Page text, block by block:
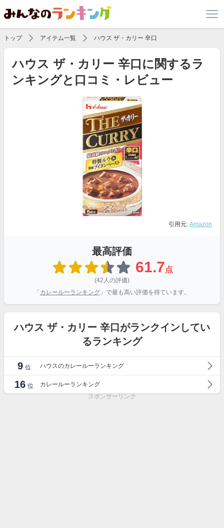
トップ アイテム一覧 ハウス ザ・カリー 辛口
ハウス ザ・カリー 辛口に関するラ
ンキングと口コミ・レビュー
引用元: Amazon
最高評価
61.7点
(42人の評価)
「 カレールーランキング 」で最も高い評価を得ています。
ハウス ザ・カリー 辛口がランクインしてい
るランキング
9 位 ハウスのカレールーランキング
16 位
カレールーランキング
スポンサーリンク